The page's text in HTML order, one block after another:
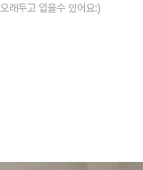
오래두고 입을수 있어요:)